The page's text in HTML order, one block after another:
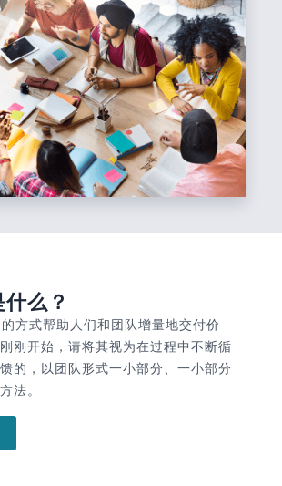
么？
方式帮助人们和团队增量地交付价
刚开始，请将其视为在过程中不断循
的，以团队形式一小部分、一小部分
法。